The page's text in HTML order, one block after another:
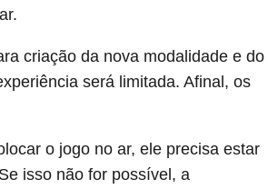
criação da nova modalidade e do
será limitada. Afinal, os
o jogo no ar, ele precisa estar
isso não for possível, a